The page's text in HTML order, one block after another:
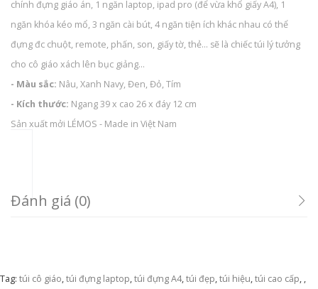
chính đựng giáo án, 1 ngăn laptop, ipad pro (để vừa khổ giấy A4), 1
ngăn khóa kéo mổ, 3 ngăn cài bút, 4 ngăn tiện ích khác nhau có thể
đựng đc chuột, remote, phấn, son, giấy tờ, thẻ... sẽ là chiếc túi lý tưởng
cho cô giáo xách lên bục giảng...
- Màu sắc: Nâu, Xanh Navy, Đen, Đỏ, Tím
- Kích thước: Ngang 39 x cao 26 x đáy 12 cm
Sản xuất mởi LÉMOS - Made in Việt Nam
Đánh giá (0)
Tag: túi cô giáo,túi đựng laptop,túi đựng A4,túi đẹp,túi hiệu,túi cao cấp, ,